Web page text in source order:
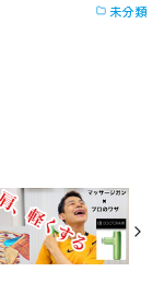
未分類